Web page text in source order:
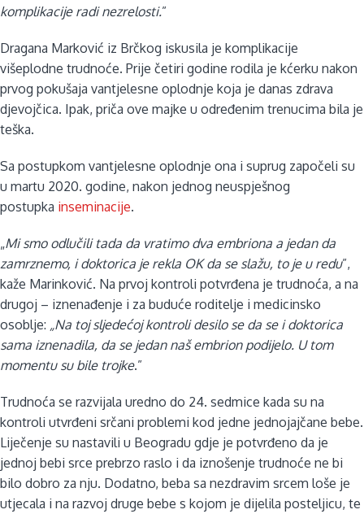
komplikacije radi nezrelosti.”
Dragana Marković iz Brčkog iskusila je komplikacije
višeplodne trudnoće. Prije četiri godine rodila je kćerku nakon
prvog pokušaja vantjelesne oplodnje koja je danas zdrava
djevojčica. Ipak, priča ove majke u određenim trenucima bila je
teška.
Sa postupkom vantjelesne oplodnje ona i suprug započeli su
u martu 2020. godine, nakon jednog neuspješnog
postupka inseminacije.
„Mi smo odlučili tada da vratimo dva embriona a jedan da
zamrznemo, i doktorica je rekla OK da se slažu, to je u redu”,
kaže Marinković. Na prvoj kontroli potvrđena je trudnoća, a na
drugoj – iznenađenje i za buduće roditelje i medicinsko
osoblje: „Na toj sljedećoj kontroli desilo se da se i doktorica
sama iznenadila, da se jedan naš embrion podijelo. U tom
momentu su bile trojke.”
Trudnoća se razvijala uredno do 24. sedmice kada su na
kontroli utvrđeni srčani problemi kod jedne jednojajčane bebe.
Liječenje su nastavili u Beogradu gdje je potvrđeno da je
jednoj bebi srce prebrzo raslo i da iznošenje trudnoće ne bi
bilo dobro za nju. Dodatno, beba sa nezdravim srcem loše je
utjecala i na razvoj druge bebe s kojom je dijelila posteljicu, te